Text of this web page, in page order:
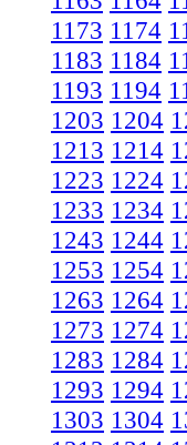
1173 1174
1183 1184
1193 1194
1203 1204
1213 1214
1223 1224
1233 1234
1243 1244
1253 1254
1263 1264
1273 1274
1283 1284
1293 1294
1303 1304